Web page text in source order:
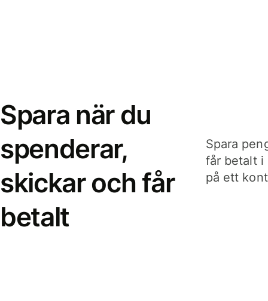
Spara när du
spenderar,
skickar och får
betalt
Spara
får betalt i
på ett